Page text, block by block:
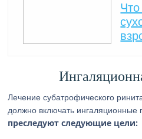
Лечение субатрофического
должно включать
преследуют следующие цели: